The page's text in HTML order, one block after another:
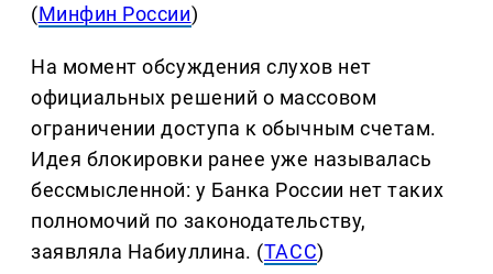
(Минфин России)
На момент обсуждения слухов нет
официальных решений о массовом
ограничении доступа к обычным счетам.
Идея блокировки ранее уже называлась
бессмысленной: у Банка России нет таких
полномочий по законодательству,
заявляла Набиуллина. (TACC)